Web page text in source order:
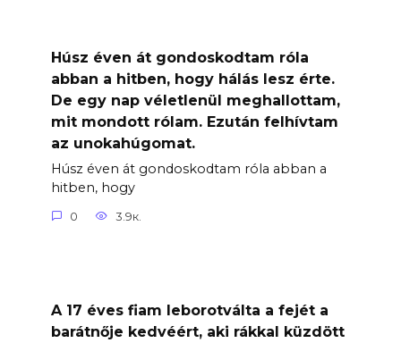
Húsz éven át gondoskodtam róla
abban a hitben, hogy hálás lesz érte.
De egy nap véletlenül meghallottam,
mit mondott rólam. Ezután felhívtam
az unokahúgomat.
Húsz éven át gondoskodtam róla abban a
hitben, hogy
0 3.9к.
A 17 éves fiam leborotválta a fejét a
barátnője kedvéért, aki rákkal küzdött